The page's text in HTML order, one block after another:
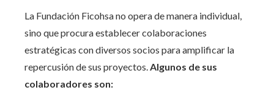
La Fundación Ficohsa no opera de manera individual,
sino que procura establecer colaboraciones
estratégicas con diversos socios para amplificar la
repercusión de sus proyectos.Algunos de sus
colaboradores son: